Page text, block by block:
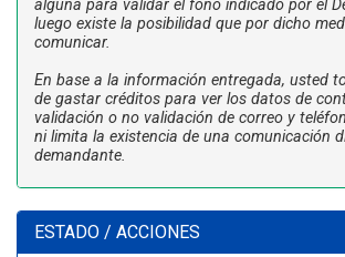
alguna para validar el fono indicado por el
luego existe la posibilidad que por dicho
comunicar.
En base a la información entregada, usted
de gastar créditos para ver los datos de
validación o no validación de correo y
ni limita la existencia de una comunicación
demandante.
ESTADO / ACCIONES